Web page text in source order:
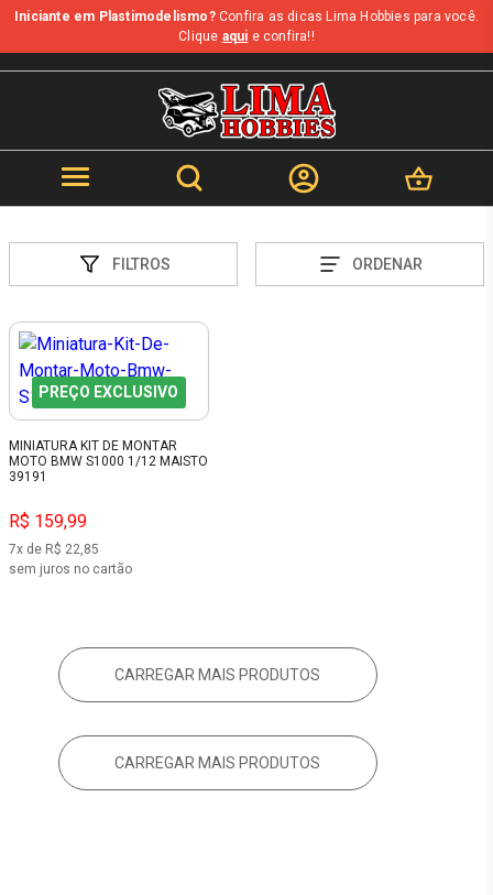
Iniciante em Plastimodelismo?Confira as dicas Lima Hobbies para você.
Clique aqui e confira!!
FILTROS ORDENAR
PREÇO EXCLUSIVO
MINIATURA KIT DE MONTAR
MOTO BMW S1000 1/12 MAISTO
39191
R$ 159,99
7x de R$ 22,85
sem juros no cartão
CARREGAR MAIS PRODUTOS
CARREGAR MAIS PRODUTOS